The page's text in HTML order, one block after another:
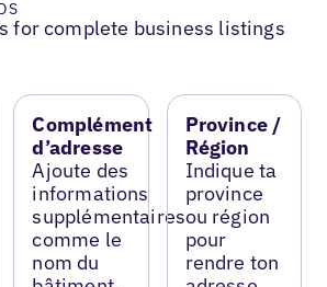
for complete business listings
Complément
d’adresse
Ajoute des
informations
supplémentaires
comme le
nom du
Province /
Région
Indique ta
province
ou région
pour
rendre ton